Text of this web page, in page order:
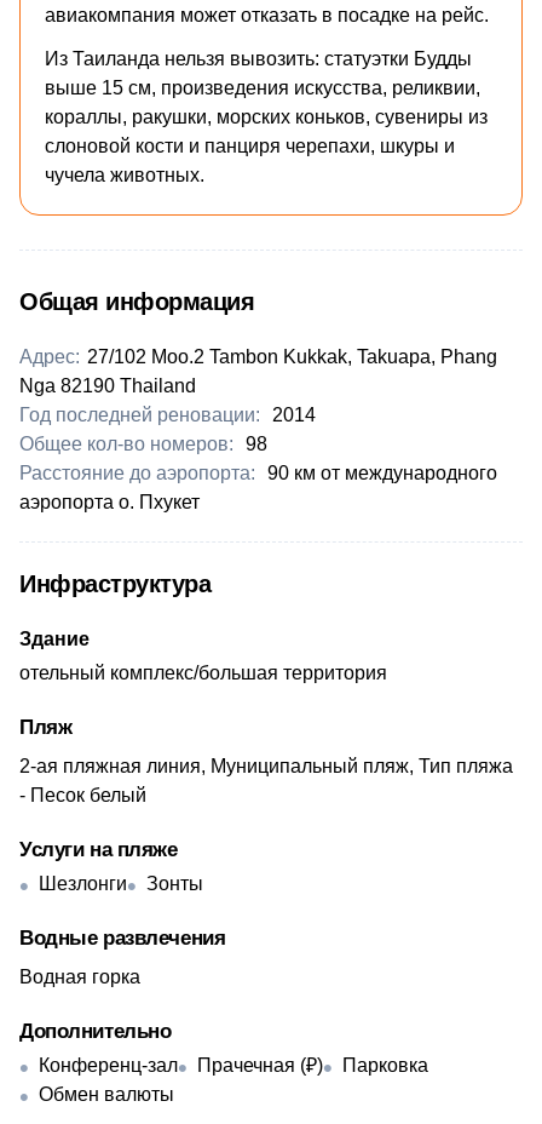
авиакомпания может отказать в посадке на рейс.
Из Таиланда нельзя вывозить: статуэтки Будды
выше 15 см, произведения искусства, реликвии,
кораллы, ракушки, морских коньков, сувениры из
слоновой кости и панциря черепахи, шкуры и
чучела животных.
Общая информация
Адрес: 27/102 Moo.2 Tambon Kukkak, Takuapa, Phang
Nga 82190 Thailand
Год последней реновации:
2014
Общее кол-во номеров:
98
Расстояние до аэропорта:
90 км от международного
аэропорта о. Пхукет
Инфраструктура
Здание
отельный комплекс/большая территория
Пляж
2-ая пляжная линия, Муниципальный пляж, Тип пляжа
- Песок белый
Услуги на пляже
Шезлонги Зонты
Водные развлечения
Водная горка
Дополнительно
Конференц-зал Прачечная (₽)
Парковка
Обмен валюты